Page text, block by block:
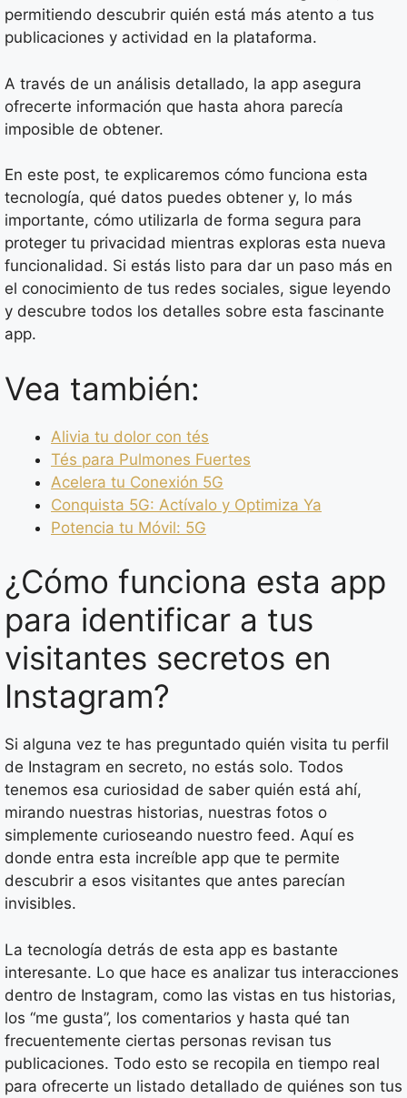
permitiendo descubrir quién está más atento a tus
publicaciones y actividad en la plataforma.
A través de un análisis detallado, la app asegura
ofrecerte información que hasta ahora parecía
imposible de obtener.
En este post, te explicaremos cómo funciona esta
tecnología, qué datos puedes obtener y, lo más
importante, cómo utilizarla de forma segura para
proteger tu privacidad mientras exploras esta nueva
funcionalidad. Si estás listo para dar un paso más en
el conocimiento de tus redes sociales, sigue leyendo
y descubre todos los detalles sobre esta fascinante
app.
Vea también:
Alivia tu dolor con tés
Tés para Pulmones Fuertes
Acelera tu Conexión 5G
Conquista 5G: Actívalo y Optimiza Ya
Potencia tu Móvil: 5G
¿Cómo funciona esta app
para identificar a tus
visitantes secretos en
Instagram?
Si alguna vez te has preguntado quién visita tu perfil
de Instagram en secreto, no estás solo. Todos
tenemos esa curiosidad de saber quién está ahí,
mirando nuestras historias, nuestras fotos o
simplemente curioseando nuestro feed. Aquí es
donde entra esta increíble app que te permite
descubrir a esos visitantes que antes parecían
invisibles.
La tecnología detrás de esta app es bastante
interesante. Lo que hace es analizar tus interacciones
dentro de Instagram, como las vistas en tus historias,
los “me gusta”, los comentarios y hasta qué tan
frecuentemente ciertas personas revisan tus
publicaciones. Todo esto se recopila en tiempo real
para ofrecerte un listado detallado de quiénes son tus